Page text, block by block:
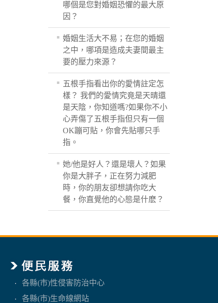
哪個是您對婚姻恐懼的最大原
因？
婚姻生活大不易；在您的婚姻
之中，哪項是造成夫妻間最主
要的壓力來源？
五根手指看出你的愛情註定怎
樣？ 我們的愛情究竟是天晴還
是天陰，你知道嗎?如果你不小
心弄傷了五根手指但只有一個
OK蹦可貼，你會先貼哪只手
指。
她/他是好人？還是壞人？如果
你是大胖子，正在努力減肥
時，你的朋友卻想請你吃大
餐，你直覺他的心態是什麽？
各縣(市)性侵害防治中心
各縣(市)生命線網站